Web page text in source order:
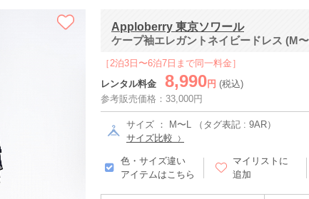
Apploberry 東京ソワール
ケープ袖エレガントネイビードレス (M
［2泊3日〜6泊7日まで同一料金］
レンタル料金
8,990 円 (税込)
参考販売価格：33,000円
サイズ ： M〜L （タグ表記 : 9AR）
サイズ比較
色・サイズ違い
アイテムはこちら
マイリストに
追加